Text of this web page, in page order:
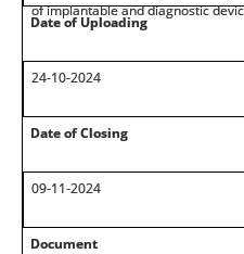
of implantable and diagnostic
Date of Uploading
24-10-2024
Date of Closing
09-11-2024
Document